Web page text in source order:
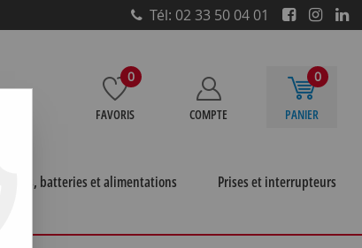
Tél: 02 33 50 04 01
0
FAVORIS COMPTE
0
PANIER
Piles, batteries et alimentations
Prises et interrupteurs